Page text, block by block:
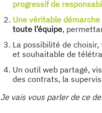
progressif de
Une véritable démarche
toute l’équipe,
La possibilité de
et souhaitable de
Un outil web partagé,
des contrats, la
Je vais vous parler de ce